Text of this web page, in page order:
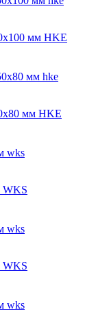
мм HKE
мм HKE
WKS
WKS